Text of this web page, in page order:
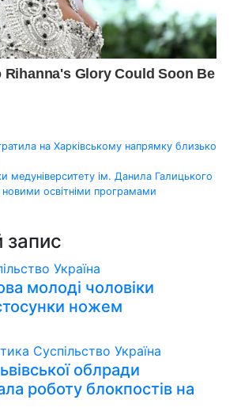
на Харківському напрямку близько
медуніверситету ім. Данила Галицького
новими освітніми програмами
запис
Україна
молоді чоловіки
ножем
Суспільство Україна
облради
роботу блокпостів на